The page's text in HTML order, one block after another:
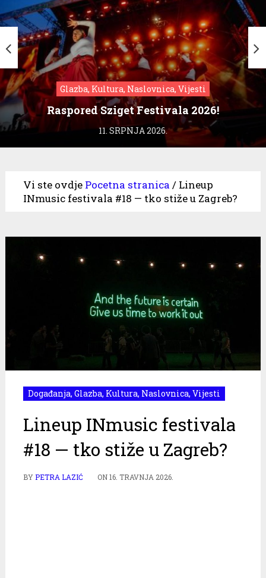
Glazba, Kultura, Naslovnica, Vijesti
Raspored Sziget Festivala 2026!
11. SRPNJA 2026.
Vi ste ovdje Pocetna stranica / Lineup
INmusic festivala #18 — tko stiže u Zagreb?
Događanja, Glazba, Kultura, Naslovnica, Vijesti
Lineup INmusic festivala
#18 — tko stiže u Zagreb?
BYPETRA LAZIĆ ON16. TRAVNJA 2026.